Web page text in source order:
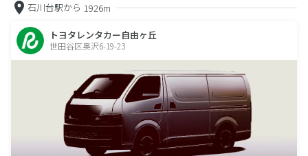
石川台駅から 1926m
トヨタレンタカー自由ヶ丘
世田谷区奥沢6-19-23